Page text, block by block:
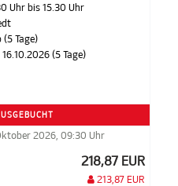
Uhr bis 15.30 Uhr
Tage)
(5 Tage)
2026, 09:30 Uhr
218,87 EUR
213,87 EUR